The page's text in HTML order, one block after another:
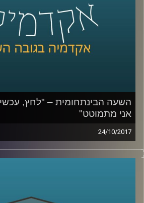
השעה הבינתחומית – "לחץ,
אני מתמוטט"
24/10/2017
כיצד מנגנון הסטרס שומר
דומיננטי באורח החיים